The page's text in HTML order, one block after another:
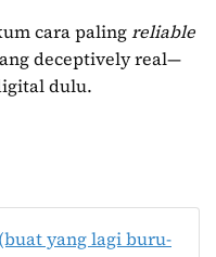
cara palingreliable
deceptively real—
dulu.
yang lagi buru-